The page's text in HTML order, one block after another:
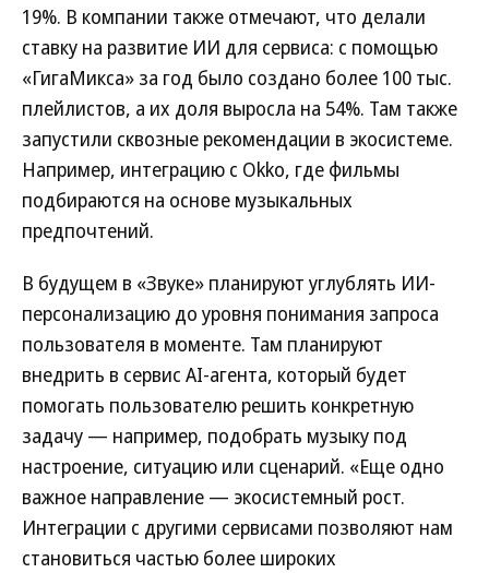
19%. В компании также отмечают, что делали
ставку на развитие ИИ для сервиса: с помощью
«ГигаМикса» за год было создано более 100 тыс.
плейлистов, а их доля выросла на 54%. Там также
запустили сквозные рекомендации в экосистеме.
Например, интеграцию с Okko, где фильмы
подбираются на основе музыкальных
предпочтений.
В будущем в «Звуке» планируют углублять ИИ-
персонализацию до уровня понимания запроса
пользователя в моменте. Там планируют
внедрить в сервис AI-агента, который будет
помогать пользователю решить конкретную
задачу — например, подобрать музыку под
настроение, ситуацию или сценарий. «Еще одно
важное направление — экосистемный рост.
Интеграции с другими сервисами позволяют нам
становиться частью более широких